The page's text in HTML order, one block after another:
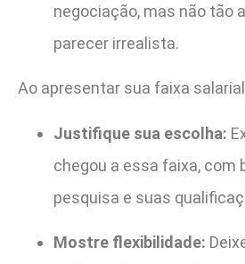
negociação, mas não tão
parecer irrealista.
Ao apresentar sua faixa
Justifique sua escolha:
chegou a essa faixa, com
pesquisa e suas
Mostre flexibilidade: